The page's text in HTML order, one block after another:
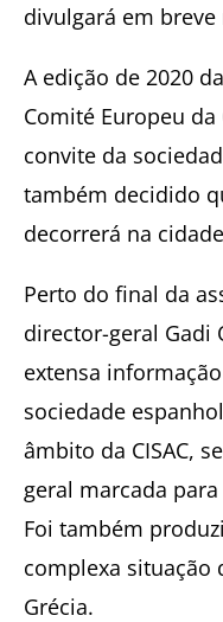
divulgará em
A edição de 2020
Comité Europeu da
convite da
também decidido
decorrerá na
Perto do final da
director-geral Gadi
extensa
sociedade
âmbito da CISAC,
geral marcada
Foi também
complexa situação
Grécia.